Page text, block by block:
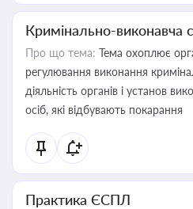
Кримінально-виконавча
Про що тема: Тема охоплює
регулювання виконання
діяльність органів і установ
осіб, які відбувають покарання
Практика ЄСПЛ